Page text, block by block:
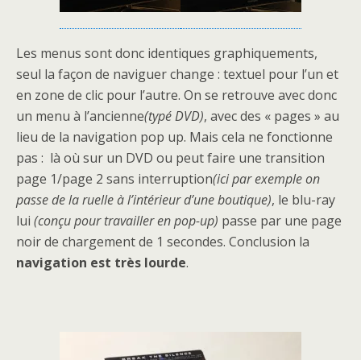
Les menus sont donc identiques graphiquements,
seul la façon de naviguer change : textuel pour l’un et
en zone de clic pour l’autre. On se retrouve avec donc
un menu à l’ancienne(typé DVD), avec des « pages » au
lieu de la navigation pop up. Mais cela ne fonctionne
pas : là où sur un DVD ou peut faire une transition
page 1/page 2 sans interruption(ici par exemple on
passe de la ruelle à l’intérieur d’une boutique), le blu-ray
lui (conçu pour travailler en pop-up) passe par une page
noir de chargement de 1 secondes. Conclusion la
navigation est très lourde.